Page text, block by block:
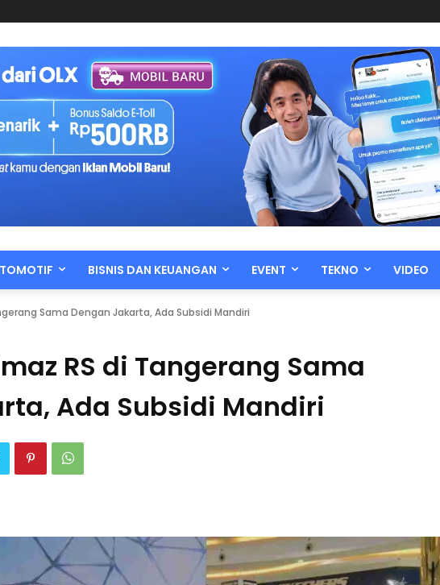
BISNIS DAN KEUANGAN EVENT TEKNO VIDEO
Sama Dengan Jakarta, Ada Subsidi Mandiri
RS di Tangerang Sama
Ada Subsidi Mandiri